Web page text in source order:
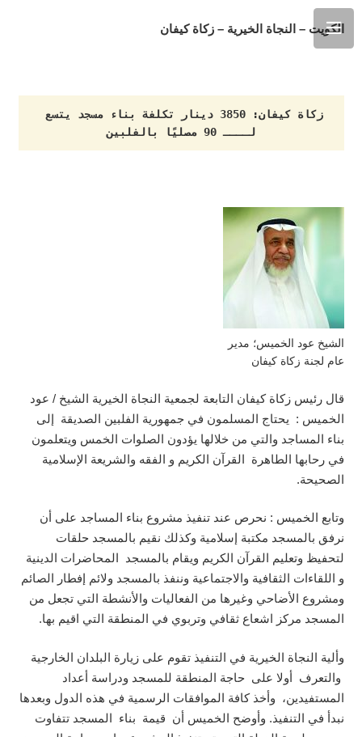
الكويت – النجاة الخيرية – زكاة كيفان
لــــ 90 مصليًا بالفلبين
الشيخ عود الخميس؛ مدير
عام لجنة زكاة كيفان
قال رئيس زكاة كيفان التابعة لجمعية النجاة الخيرية الشيخ / عود
الخميس : يحتاج المسلمون في جمهورية الفلبين الصديقة إلى
بناء المساجد والتي من خلالها يؤدون الصلوات الخمس ويتعلمون
في رحابها الطاهرة القرآن الكريم و الفقه والشريعة الإسلامية
الصحيحة.
وتابع الخميس : نحرص عند تنفيذ مشروع بناء المساجد على أن
نرفق بالمسجد مكتبة إسلامية وكذلك نقيم بالمسجد حلقات
لتحفيظ وتعليم القرآن الكريم ويقام بالمسجد المحاضرات الدينية
و اللقاءات الثقافية والاجتماعية وننفذ بالمسجد ولائم إفطار الصائم
ومشروع الأضاحي وغيرها من الفعاليات والأنشطة التي تجعل من
المسجد مركز اشعاع ثقافي وتربوي في المنطقة التي اقيم بها.
وألية النجاة الخيرية في التنفيذ تقوم على زيارة البلدان الخارجية
والتعرف أولا على حاجة المنطقة للمسجد ودراسة أعداد
المستفيدين، وأخذ كافة الموافقات الرسمية في هذه الدول وبعدها
نبدأ في التنفيذ. وأوضح الخميس أن قيمة بناء المسجد تتفاوت